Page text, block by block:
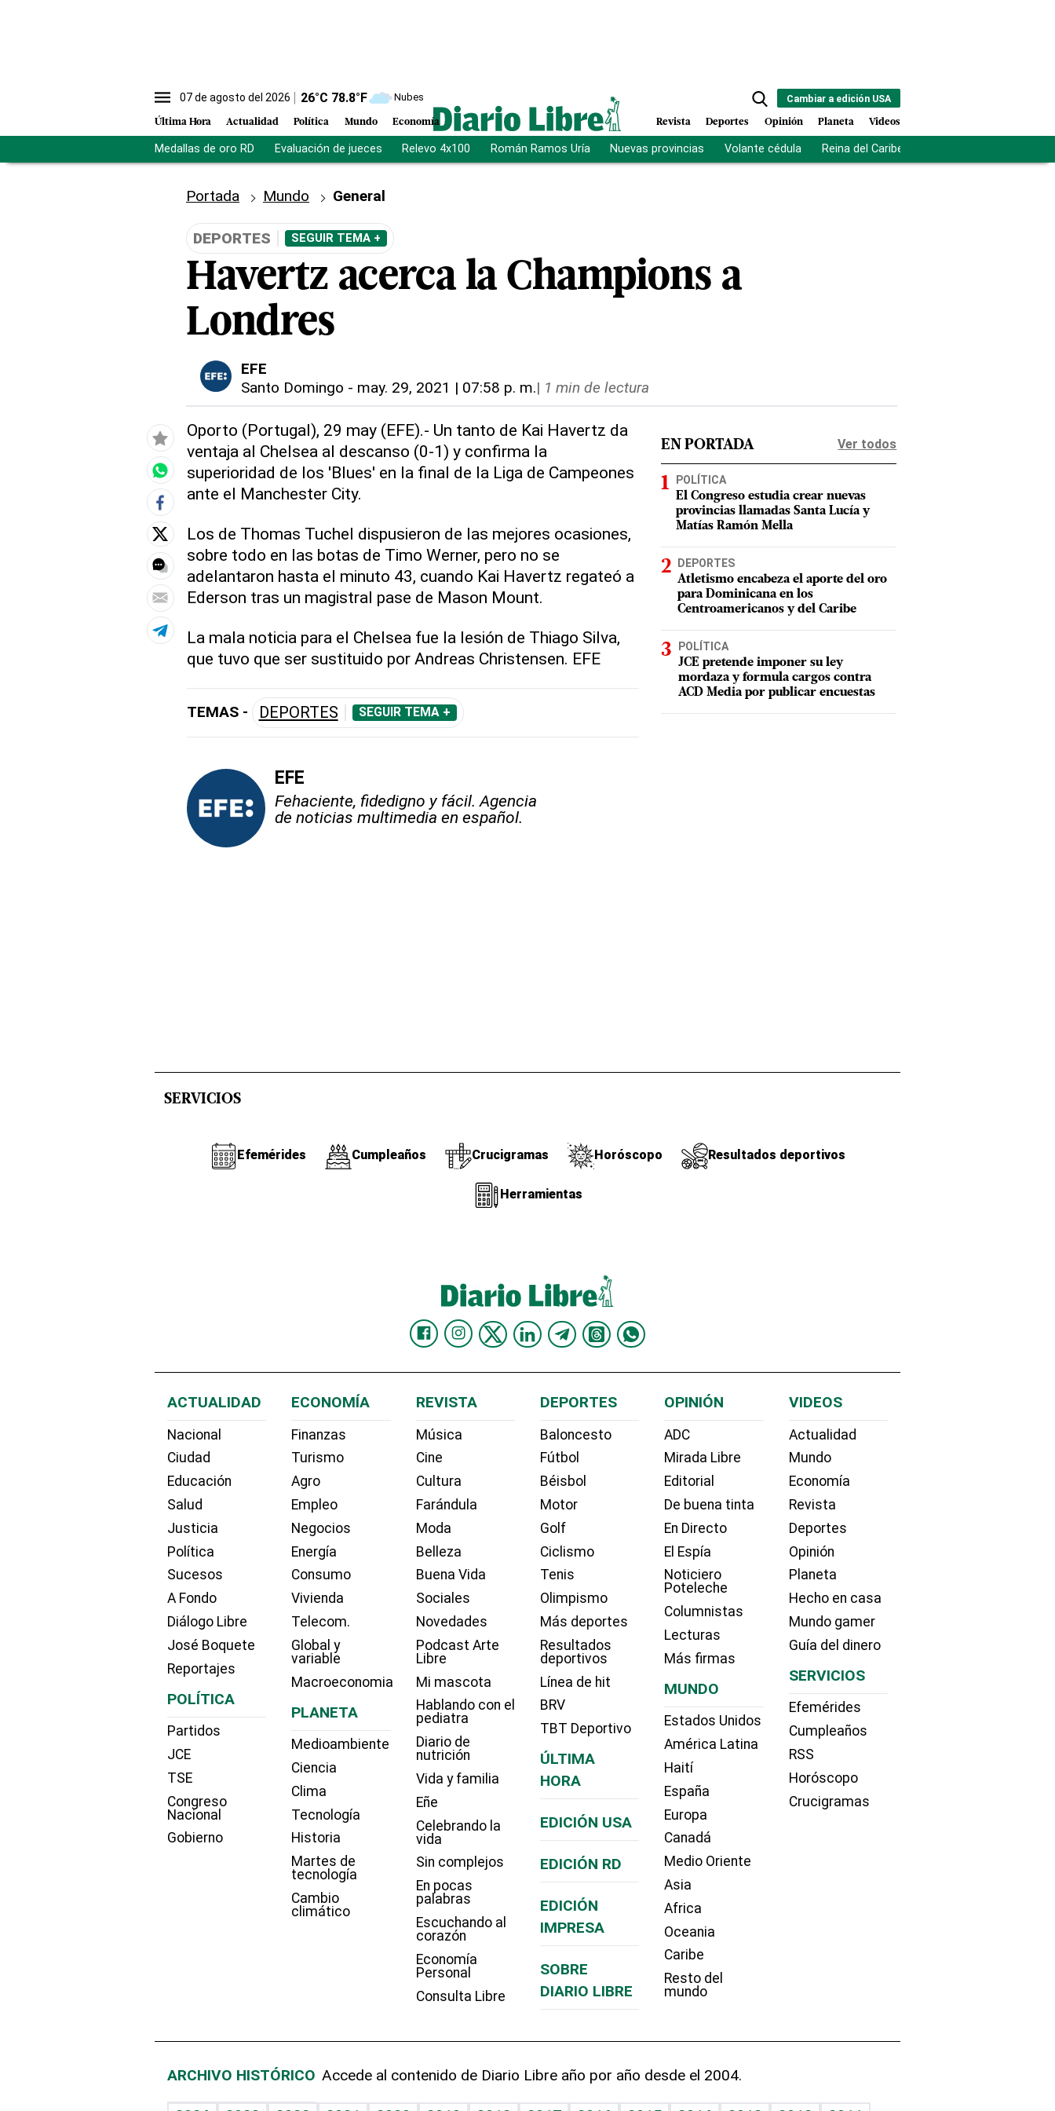
07 de agosto del 2026 26°C 78.8°F Nubes
Última Hora Actualidad Política Mundo Economía
Cambiar a edición USA
Revista Deportes Opinión Planeta Videos
Medallas de oro RD Evaluación de jueces Relevo 4x100 Román Ramos Uría Nuevas provincias Volante cédula Reina del Caribe
Portada Mundo General
DEPORTES SEGUIR TEMA +
Havertz acerca la Champions a
Londres
EFE
Santo Domingo - may. 29, 2021 | 07:58 p. m.| 1 min de lectura
Oporto (Portugal), 29 may (EFE).- Un tanto de Kai Havertz da
ventaja al Chelsea al descanso (0-1) y confirma la
superioridad de los 'Blues' en la final de la Liga de Campeones
ante el Manchester City.
Los de Thomas Tuchel dispusieron de las mejores ocasiones,
sobre todo en las botas de Timo Werner, pero no se
adelantaron hasta el minuto 43, cuando Kai Havertz regateó a
Ederson tras un magistral pase de Mason Mount.
La mala noticia para el Chelsea fue la lesión de Thiago Silva,
que tuvo que ser sustituido por Andreas Christensen. EFE
TEMAS - DEPORTES SEGUIR TEMA +
EFE
Fehaciente, fidedigno y fácil. Agencia
de noticias multimedia en español.
EN PORTADA Ver todos
POLÍTICA
El Congreso estudia crear nuevas
provincias llamadas Santa Lucía y
Matías Ramón Mella
DEPORTES
Atletismo encabeza el aporte del oro
para Dominicana en los
Centroamericanos y del Caribe
POLÍTICA
JCE pretende imponer su ley
mordaza y formula cargos contra
ACD Media por publicar encuestas
SERVICIOS
Efemérides Cumpleaños Crucigramas Horóscopo Resultados deportivos
Herramientas
ACTUALIDAD
Nacional
Ciudad
Educación
Salud
Justicia
Política
Sucesos
A Fondo
Diálogo Libre
José Boquete
Reportajes
POLÍTICA
Partidos
JCE
TSE
Congreso
Nacional
Gobierno
ECONOMÍA
Finanzas
Turismo
Agro
Empleo
Negocios
Energía
Consumo
Vivienda
Telecom.
Global y
variable
Macroeconomia
PLANETA
Medioambiente
Ciencia
Clima
Tecnología
Historia
Martes de
tecnología
Cambio
climático
REVISTA
Música
Cine
Cultura
Farándula
Moda
Belleza
Buena Vida
Sociales
Novedades
Podcast Arte
Libre
Mi mascota
Hablando con el
pediatra
Diario de
nutrición
Vida y familia
Eñe
Celebrando la
vida
Sin complejos
En pocas
palabras
Escuchando al
corazón
Economía
Personal
Consulta Libre
DEPORTES
Baloncesto
Fútbol
Béisbol
Motor
Golf
Ciclismo
Tenis
Olimpismo
Más deportes
Resultados
deportivos
Línea de hit
BRV
TBT Deportivo
ÚLTIMA
HORA
EDICIÓN USA
EDICIÓN RD
EDICIÓN
IMPRESA
SOBRE
DIARIO LIBRE
OPINIÓN
ADC
Mirada Libre
Editorial
De buena tinta
En Directo
El Espía
Noticiero
Poteleche
Columnistas
Lecturas
Más firmas
MUNDO
Estados Unidos
América Latina
Haití
España
Europa
Canadá
Medio Oriente
Asia
Africa
Oceania
Caribe
Resto del
mundo
VIDEOS
Actualidad
Mundo
Economía
Revista
Deportes
Opinión
Planeta
Hecho en casa
Mundo gamer
Guía del dinero
SERVICIOS
Efemérides
Cumpleaños
RSS
Horóscopo
Crucigramas
ARCHIVO HISTÓRICO Accede al contenido de Diario Libre año por año desde el 2004.